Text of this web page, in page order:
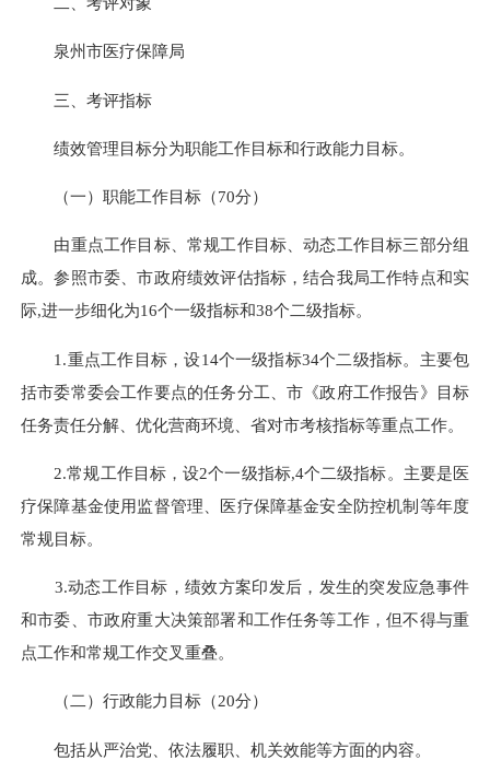
泉州市医疗保障局
三、考评指标
绩效管理目标分为职能工作目标和行政能力目标。
（一）职能工作目标（70分）
由重点工作目标、常规工作目标、动态工作目标三部分组
成。参照市委、市政府绩效评估指标，结合我局工作特点和实
际,进一步细化为16个一级指标和38个二级指标。
1.重点工作目标，设14个一级指标34个二级指标。主要包
括市委常委会工作要点的任务分工、市《政府工作报告》目标
任务责任分解、优化营商环境、省对市考核指标等重点工作。
2.常规工作目标，设2个一级指标,4个二级指标。主要是医
疗保障基金使用监督管理、医疗保障基金安全防控机制等年度
常规目标。
3.动态工作目标，绩效方案印发后，发生的突发应急事件
和市委、市政府重大决策部署和工作任务等工作，但不得与重
点工作和常规工作交叉重叠。
（二）行政能力目标（20分）
包括从严治党 、依法履职、机关效能等方面的内容。